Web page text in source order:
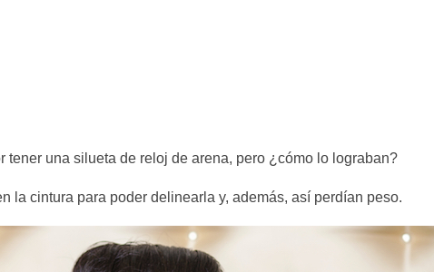
una silueta de reloj de arena, pero ¿cómo lo lograban?
la cintura para poder delinearla y, además, así perdían peso.